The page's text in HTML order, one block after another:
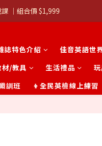
｜組合價 $1,999
｜組合價 $1,999
｜組合價 $1,999
誌特色介紹 佳音英語世
/教具 生活禮品
訓班 👦全民英檢線上練習